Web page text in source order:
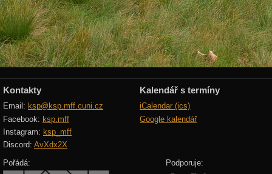
Kontakty
Email: ksp@ksp.mff.cuni.cz
Facebook: ksp.mff
Instagram: ksp_mff
Discord: AvXdx2X
Kalendář s termíny
iCalendar (ics)
Google kalendář
Pořádá: Podporuje: